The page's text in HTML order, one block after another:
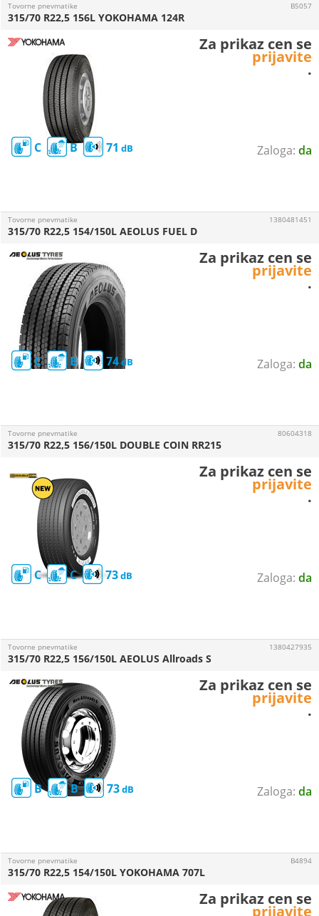
da
Tovorne pnevmatike
C B 71
315/70 R22,5 156L YOKOHAMA 124R
B5057
Za prikaz cen se
prijavite
.
da
Tovorne pnevmatike
C B 74
315/70 R22,5 154/150L AEOLUS FUEL D
1380481451
Za prikaz cen se
prijavite
.
da
Tovorne pnevmatike
C C 73
315/70 R22,5 156/150L DOUBLE COIN RR215
80604318
Za prikaz cen se
prijavite
.
da
Tovorne pnevmatike
B B 73
315/70 R22,5 156/150L AEOLUS Allroads S
1380427935
Za prikaz cen se
prijavite
.
Tovorne pnevmatike
315/70 R22,5 154/150L YOKOHAMA 707L
B4894
Za prikaz cen se
prijavite